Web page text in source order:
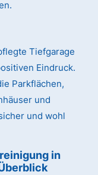
Tiefgarage
Eindruck.
Parkflächen,
und
und wohl
in